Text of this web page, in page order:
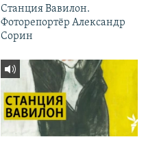
Станция Вавилон.
Фоторепортёр Александр
Сорин